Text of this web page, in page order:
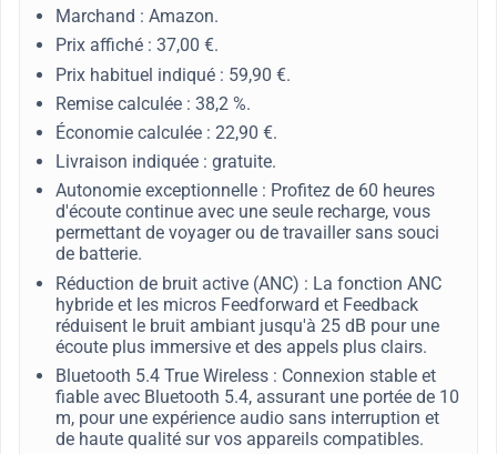
Marchand : Amazon.
Prix affiché : 37,00 €.
Prix habituel indiqué : 59,90 €.
Remise calculée : 38,2 %.
Économie calculée : 22,90 €.
Livraison indiquée : gratuite.
Autonomie exceptionnelle : Profitez de 60 heures
d'écoute continue avec une seule recharge, vous
permettant de voyager ou de travailler sans souci
de batterie.
Réduction de bruit active (ANC) : La fonction ANC
hybride et les micros Feedforward et Feedback
réduisent le bruit ambiant jusqu'à 25 dB pour une
écoute plus immersive et des appels plus clairs.
Bluetooth 5.4 True Wireless : Connexion stable et
fiable avec Bluetooth 5.4, assurant une portée de 10
m, pour une expérience audio sans interruption et
de haute qualité sur vos appareils compatibles.